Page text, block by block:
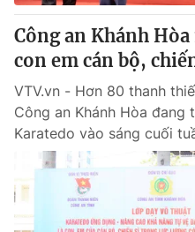
Chuyên mục khác
Emagazine
Photo
Video
VTV Money
Công an Khánh
con em cán bộ,
VTV.vn - Hơn 80 thanh
Công an Khánh Hòa đang
Karatedo vào sáng cuối